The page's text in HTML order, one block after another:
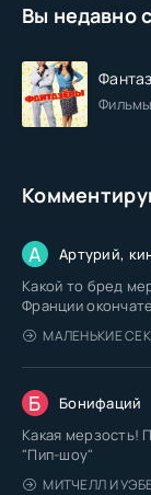
Вы недавно
Фильмы
А Артурий,
Какой то бред
Франции
МАЛЕНЬКИЕ
Б Бонифаций
Какая мерзость!
"Пип-шоу"
МИТЧЕЛЛ И